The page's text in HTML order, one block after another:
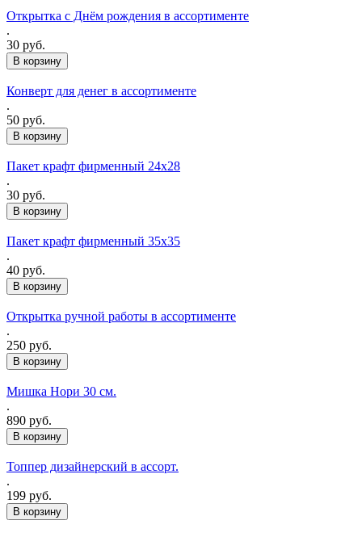
Открытка с Днём рождения в ассортименте
.
30 руб.
Конверт для денег в ассортименте
.
50 руб.
Пакет крафт фирменный 24х28
.
30 руб.
Пакет крафт фирменный 35х35
.
40 руб.
Открытка ручной работы в ассортименте
.
250 руб.
Мишка Нори 30 см.
.
890 руб.
Топпер дизайнерский в ассорт.
.
199 руб.